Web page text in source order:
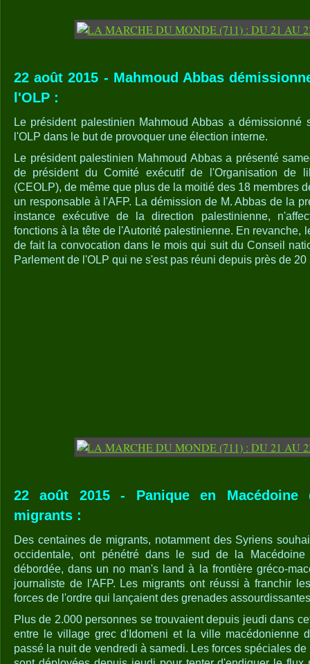
22 août 2015 - Mahmoud Abbas
l'OLP :
Le président palestinien Mahmoud Abbas a démissionné
l'OLP dans le but de provoquer une élection interne.
Le président palestinien Mahmoud Abbas a présenté
de président du Comité exécutif de l'Organisation de
(CEOLP), de même que plus de la moitié des 18 membres
un responsable à l'AFP. La démission de M. Abbas de la
instance exécutive de la direction palestinienne,
fonctions à la tête de l'Autorité palestinienne. En revanche,
de fait la convocation dans le mois qui suit du Conseil
Parlement de l'OLP qui ne s'est pas réuni depuis près de 20
22 août 2015 - Panique en Macédoine
migrants :
Des centaines de migrants, notamment des Syriens
occidentale, ont pénétré dans le sud de la
débordée, dans un no man's land à la frontière gréco-
journaliste de l'AFP. Les migrants ont réussi à franchir
forces de l'ordre qui lançaient des grenades
Plus de 2.000 personnes se trouvaient depuis jeudi dans
entre le village grec d'Idomeni et la ville macédonienne
passé la nuit de vendredi à samedi. Les forces spéciales